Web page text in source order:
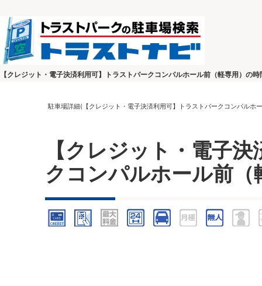
【クレジット・電子決済利用可】トラストパークコンパルホール前（軽専用）の
駐車場詳細(【クレジット・電子決済利用可】トラストパークコンパルホ
【クレジット・電子
クコンパルホール前（